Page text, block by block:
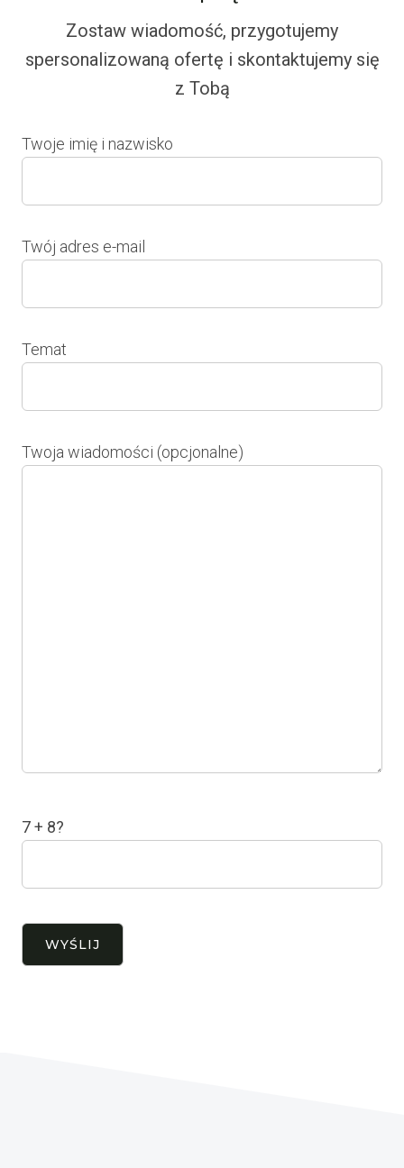
Zostaw wiadomość, przygotujemy
spersonalizowaną ofertę i skontaktujemy się
z Tobą
Twoje imię i nazwisko
Twój adres e-mail
Temat
Twoja wiadomości (opcjonalne)
7 + 8?